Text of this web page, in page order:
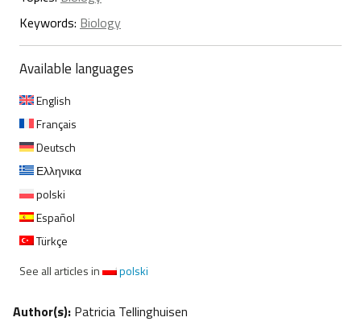
Keywords: Biology
Available languages
English
Français
Deutsch
Ελληνικα
polski
Español
Türkçe
See all articles in
polski
Author(s): Patricia Tellinghuisen